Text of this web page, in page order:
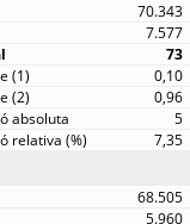
70.343
7.577
73
0,10
0,96
5
7,35
68.505
5.960